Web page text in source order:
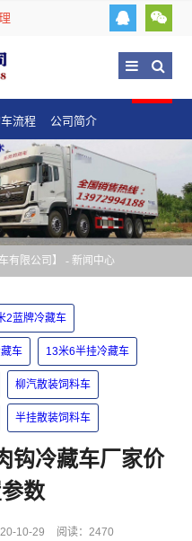
流程 公司简介
有限公司】 - 新闻中心
2蓝牌冷藏车
车 13米6半挂冷藏车
柳汽散装饲料车
半挂散装饲料车
钩冷藏车厂家价
数
10-29 阅读：2470